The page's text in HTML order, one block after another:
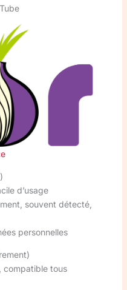
d’usage
souvent détecté,
personnelles
compatible tous